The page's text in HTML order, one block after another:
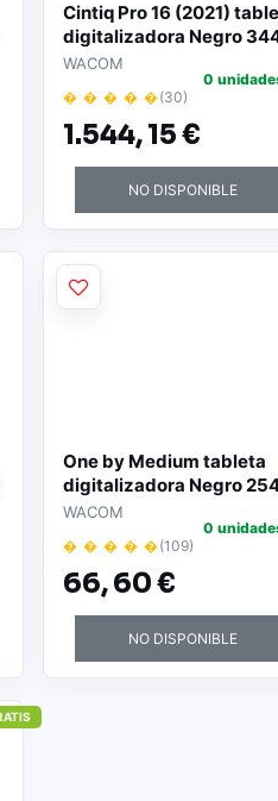
Cintiq Pro 16 (2021)
digitalizadora Negro
194 mm USB
WACOM
� � � � �(30)
1.544,15 €
0
NO DISPONIBLE
One by Medium tableta
digitalizadora Negro
líneas por pulgada 216 x
WACOM
� � � � �(109)
66,60 €
0
NO DISPONIBLE